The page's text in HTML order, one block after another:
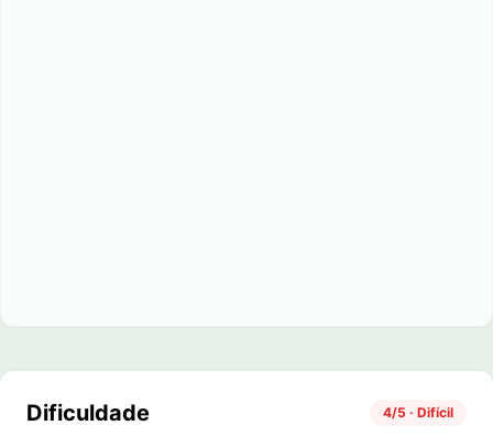
Dificuldade 4/5 · Difícil